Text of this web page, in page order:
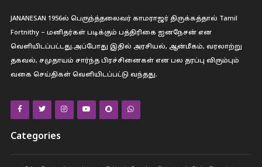
JANANESAN 1956ல் பெருந்த்தலைவர் காமராஜர் திருக்கத்தால் Tamil
Fortnithy – மனிதர்கள் படிக்கும் பத்திரிகை ஐனநேசன் என
வெளியிடப்பட்டது.அப்போது இதில் அரசியல், ஆன்மீகம், வரலாற்று
தகவல், சமுதாயம் சார்ந்த பிரச்சினைகள் என பல தரப்பு விரும்பும்
வகை செய்திகள் வெளியிடப்பட்டு வந்தது.
Categories